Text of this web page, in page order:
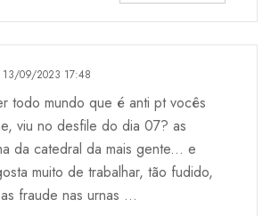
13/09/2023 17:48
todo mundo que é anti pt vocês
viu no desfile do dia 07? as
da catedral da mais gente... e
muito de trabalhar, tão fudido,
fraude nas urnas ...